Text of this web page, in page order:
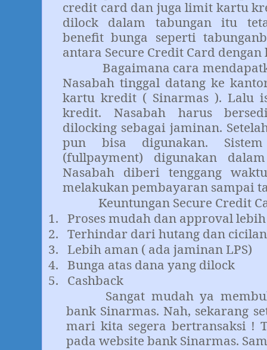
credit card dan juga limit kartu
dilock dalam tabungan itu
benefit bunga seperti
antara Secure Credit Card
Bagaimana cara
Nasabah tinggal datang ke
kartu kredit ( Sinarmas ). Lalu
kredit. Nasabah harus
dilocking sebagai jaminan.
pun bisa digunakan.
(fullpayment) digunakan
Nasabah diberi tenggang
melakukan pembayaran sampai
Keuntungan Secure Credit
1. Proses mudah dan approval
2. Terhindar dari hutang dan cicilan
3. Lebih aman ( ada jaminan LPS)
4. Bunga atas dana yang dilock
5.
Cashback
Sangat mudah ya
bank Sinarmas. Nah, sekarang
mari kita segera bertransaksi !
pada website bank Sinarmas.